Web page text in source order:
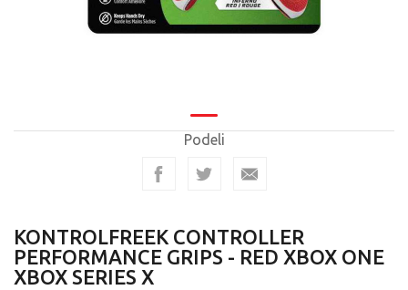
Podeli
KONTROLFREEK CONTROLLER
PERFORMANCE GRIPS - RED XBOX ONE
XBOX SERIES X